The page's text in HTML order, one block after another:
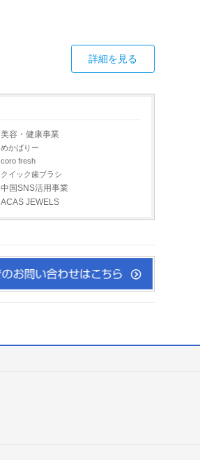
詳細を見る
美容・健康事業
めかばりー
coro fresh
クイック歯ブラシ
中国SNS活用事業
ACAS JEWELS